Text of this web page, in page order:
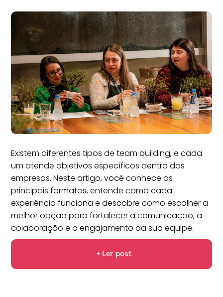
Existem diferentes tipos de team building, e cada
um atende objetivos específicos dentro das
empresas. Neste artigo, você conhece os
principais formatos, entende como cada
experiência funciona e descobre como escolher a
melhor opção para fortalecer a comunicação, a
colaboração e o engajamento da sua equipe.
+ Ler post